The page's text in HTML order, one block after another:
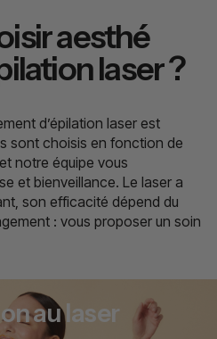
aesthé
laser ?
d’épilation laser est
sont choisis en fonction de
notre équipe vous
et bienveillance. Le laser a
son efficacité dépend du
: vous proposer un soin
au laser